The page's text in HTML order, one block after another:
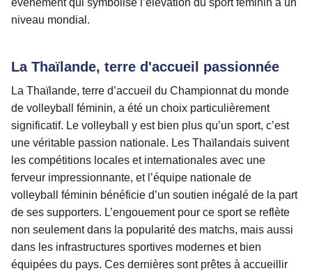
niveau mondial.
La Thaïlande, terre d'accueil passionnée
La Thaïlande, terre d’accueil du Championnat du monde
de volleyball féminin, a été un choix particulièrement
significatif. Le volleyball y est bien plus qu’un sport, c’est
une véritable passion nationale. Les Thaïlandais suivent
les compétitions locales et internationales avec une
ferveur impressionnante, et l’équipe nationale de
volleyball féminin bénéficie d’un soutien inégalé de la part
de ses supporters. L’engouement pour ce sport se reflète
non seulement dans la popularité des matchs, mais aussi
dans les infrastructures sportives modernes et bien
équipées du pays. Ces dernières sont prêtes à accueillir